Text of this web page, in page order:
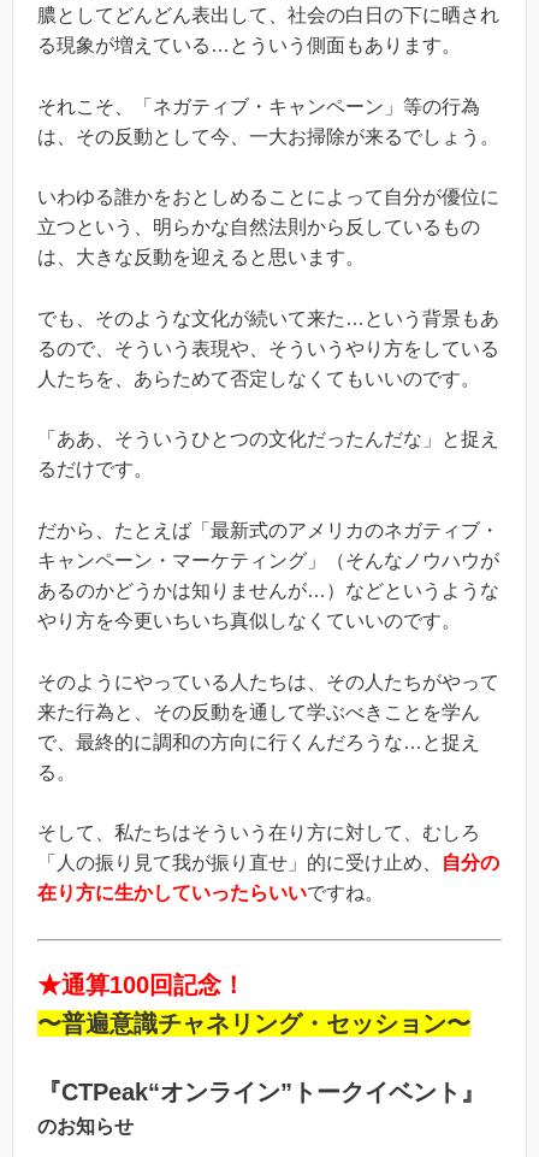
膿としてどんどん表出して、社会の白日の下に晒され
る現象が増えている…とういう側面もあります。
それこそ、「ネガティブ・キャンペーン」等の行為
は、その反動として今、一大お掃除が来るでしょう。
いわゆる誰かをおとしめることによって自分が優位に
立つという、明らかな自然法則から反しているもの
は、大きな反動を迎えると思います。
でも、そのような文化が続いて来た…という背景もあ
るので、そういう表現や、そういうやり方をしている
人たちを、あらためて否定しなくてもいいのです。
「ああ、そういうひとつの文化だったんだな」と捉え
るだけです。
だから、たとえば「最新式のアメリカのネガティブ・
キャンペーン・マーケティング」（そんなノウハウが
あるのかどうかは知りませんが…）などというような
やり方を今更いちいち真似しなくていいのです。
そのようにやっている人たちは、その人たちがやって
来た行為と、その反動を通して学ぶべきことを学ん
で、最終的に調和の方向に行くんだろうな…と捉え
る。
そして、私たちはそういう在り方に対して、むしろ
「人の振り見て我が振り直せ」的に受け止め、
自分の
在り方に生かしていったらいいですね。
★通算100回記念！
〜普遍意識チャネリング・セッション〜
『CTPeak“オンライン”トークイベント』
のお知らせ